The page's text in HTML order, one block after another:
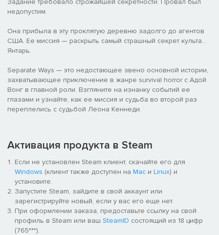
недопустим.
Она прибыла в эту проклятую деревню задолго до агентов
США. Ее миссия — раскрыть самый страшный секрет культа...
Янтарь.
Separate Ways — это недостающее звено основной истории,
захватывающее приключение в жанре survival horror с Адой
Вонг в главной роли. Взгляните на изнанку событий ее
глазами и узнайте, как ее миссия и судьба во второй раз
переплелись с судьбой Леона Кеннеди.
Активация продукта в Steam
Если не установлен Steam клиент, скачайте его для
Windows (клиент также доступен на Mac и Linux) и
установите.
Запустите Steam, зайдите в свой аккаунт или
зарегистрируйте новый, если у вас его еще нет.
При оформлении заказа, предоставьте ссылку на свой
профиль в Steam или ваш SteamID состоящий из 18 цифр
(765***).